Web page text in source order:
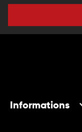
Informations